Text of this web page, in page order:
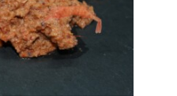
boreal